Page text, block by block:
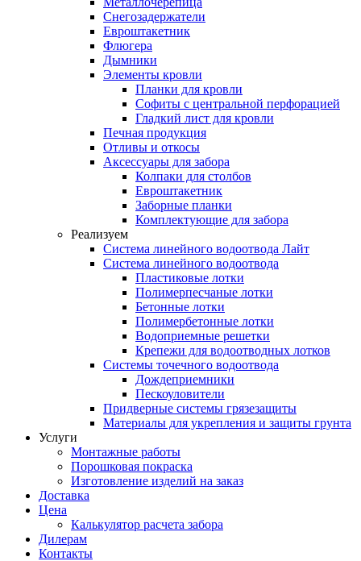
Снегозадержатели
Евроштакетник
Флюгера
Дымники
Элементы кровли
Планки для кровли
Софиты с центральной перфорацией
Гладкий лист для кровли
Печная продукция
Отливы и откосы
Аксессуары для забора
Колпаки для столбов
Евроштакетник
Заборные планки
Комплектующие для забора
Реализуем
Система линейного водоотвода Лайт
Система линейного водоотвода
Пластиковые лотки
Полимерпесчаные лотки
Бетонные лотки
Полимербетонные лотки
Водоприемные решетки
Крепежи для водоотводных лотков
Системы точечного водоотвода
Дождеприемники
Пескоуловители
Придверные системы грязезащиты
Материалы для укрепления и защиты грунта
Услуги
Монтажные работы
Порошковая покраска
Изготовление изделий на заказ
Доставка
Цена
Калькулятор расчета забора
Дилерам
Контакты